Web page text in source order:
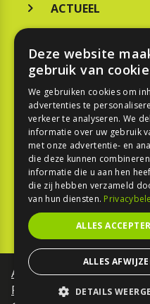
ACTUEEL
KOOPGIDS
TESTEN
SPORT
REPORTAGE
TOUREN
NIEUWSBRIEF
Algemene voorwaarden
Privacy Policy
Deze website
gebruik van
We gebruiken cookies om
advertenties te
verkeer te analyseren. We
informatie over uw gebruik
met onze advertentie- en
die deze kunnen
informatie die u aan hen
die zij hebben verzameld
van hun diensten.
ALLES
ALLES
DETAILS